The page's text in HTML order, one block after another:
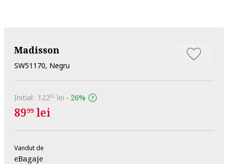
Madisson
SW51170, Negru
Initial: 12202 lei - 26%
8999 lei
Vandut de
eBagaje